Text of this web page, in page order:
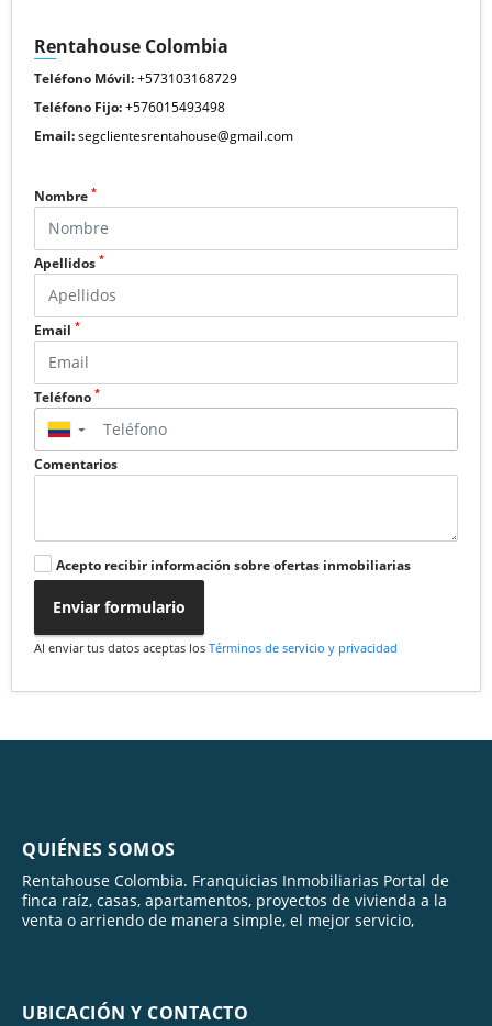
Rentahouse Colombia
Teléfono Móvil:+573103168729
Teléfono Fijo:+576015493498
Email:segclientesrentahouse@gmail.com
Nombre *
Apellidos *
Email *
Teléfono *
▼
Comentarios
Acepto recibir información sobre ofertas inmobiliarias
Enviar formulario
Al enviar tus datos aceptas los Términos de servicio y privacidad
QUIÉNES SOMOS
Rentahouse Colombia. Franquicias Inmobiliarias Portal de
finca raíz, casas, apartamentos, proyectos de vivienda a la
venta o arriendo de manera simple, el mejor servicio,
UBICACIÓN Y CONTACTO